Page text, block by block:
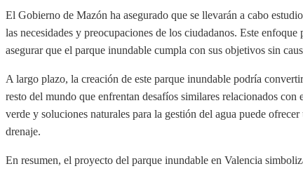
El Gobierno de Mazón ha asegurado que se llevarán a cabo
las necesidades y preocupaciones de los ciudadanos. Este
asegurar que el parque inundable cumpla con sus objetivos sin
A largo plazo, la creación de este parque inundable podría
resto del mundo que enfrentan desafíos similares relacionados
verde y soluciones naturales para la gestión del agua puede
drenaje.
En resumen, el proyecto del parque inundable en Valencia